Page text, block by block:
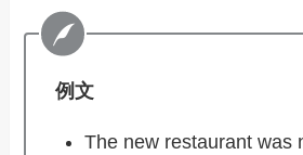
例文
The new restaurant was